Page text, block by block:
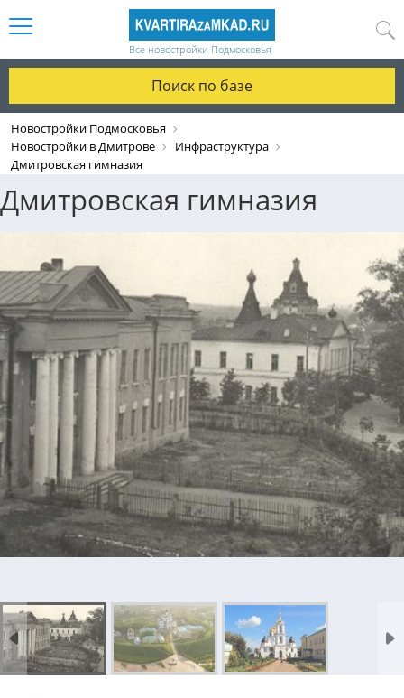
Все новостройки Подмосковья
Поиск по базе
Новостройки Подмосковья
Новостройки в Дмитрове
Инфраструктура
Дмитровская гимназия
Дмитровская гимназия